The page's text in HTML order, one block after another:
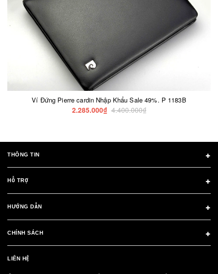
Ví Đứng Pierre cardin Nhập Khẩu Sale 49%. P 1183B
2.285.000₫ 4.400.000₫
THÔNG TIN
HỖ TRỢ
HƯỚNG DẪN
CHÍNH SÁCH
LIÊN HỆ